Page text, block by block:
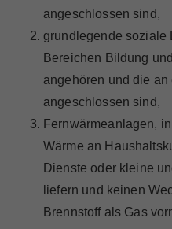
angeschlossen sind,
grundlegende soziale
Bereichen Bildung
angehören und die
angeschlossen sind,
Fernwärmeanlagen,
Wärme an
Dienste oder kleine
liefern und keinen
Brennstoff als Gas